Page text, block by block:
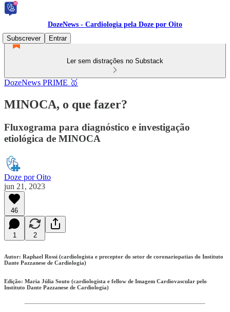
DozeNews - Cardiologia pela Doze por Oito
Subscrever
Entrar
Ler sem distrações no Substack
DozeNews PRIME 🥇
MINOCA, o que fazer?
Fluxograma para diagnóstico e investigação
etiológica de MINOCA
Doze por Oito
jun 21, 2023
46
1 2
Autor: Raphael Rossi (cardiologista e preceptor do setor de coronariopatias do Instituto
Dante Pazzanese de Cardiologia)
Edição: Maria Júlia Souto (cardiologista e fellow de Imagem Cardiovascular pelo
Instituto Dante Pazzanese de Cardiologia)